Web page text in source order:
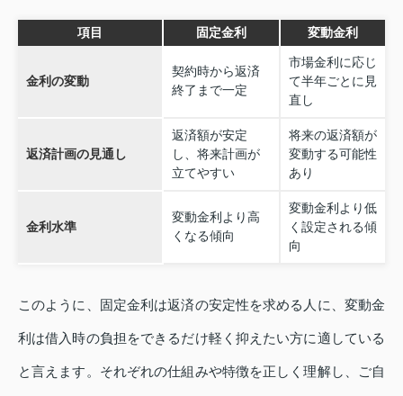
項目 固定金利 変動金利
金利の変動
契約時から返済
終了まで一定
市場金利に応じ
て半年ごとに見
直し
返済計画の見通し
返済額が安定
し、将来計画が
立てやすい
将来の返済額が
変動する可能性
あり
金利水準
変動金利より高
くなる傾向
変動金利より低
く設定される傾
向
このように、固定金利は返済の安定性を求める人に、変動金
利は借入時の負担をできるだけ軽く抑えたい方に適している
と言えます。それぞれの仕組みや特徴を正しく理解し、ご自